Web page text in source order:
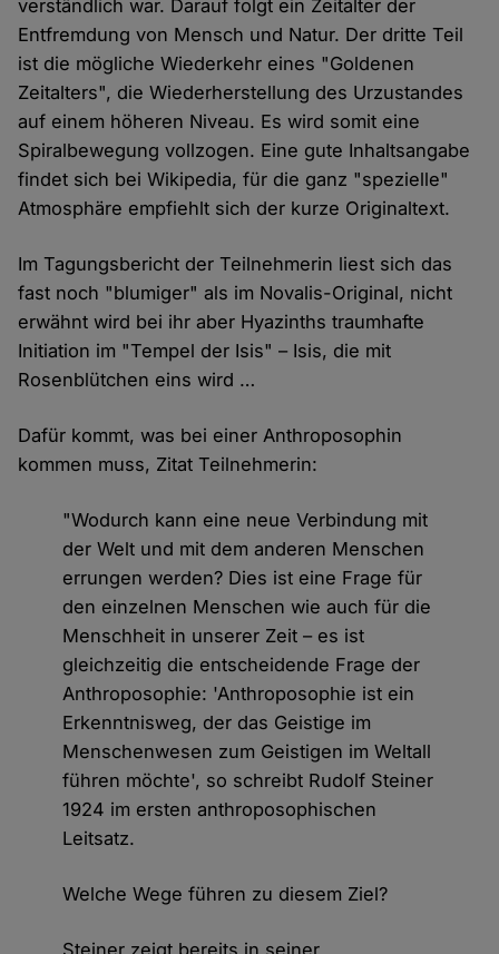
verständlich war. Darauf folgt ein Zeitalter der
Entfremdung von Mensch und Natur. Der dritte Teil
ist die mögliche Wiederkehr eines "Goldenen
Zeitalters", die Wiederherstellung des Urzustandes
auf einem höheren Niveau. Es wird somit eine
Spiralbewegung vollzogen. Eine gute Inhaltsangabe
findet sich bei Wikipedia, für die ganz "spezielle"
Atmosphäre empfiehlt sich der kurze Originaltext.
Im Tagungsbericht der Teilnehmerin liest sich das
fast noch "blumiger" als im Novalis-Original, nicht
erwähnt wird bei ihr aber Hyazinths traumhafte
Initiation im "Tempel der Isis" – Isis, die mit
Rosenblütchen eins wird …
Dafür kommt, was bei einer Anthroposophin
kommen muss, Zitat Teilnehmerin:
"Wodurch kann eine neue Verbindung mit
der Welt und mit dem anderen Menschen
errungen werden? Dies ist eine Frage für
den einzelnen Menschen wie auch für die
Menschheit in unserer Zeit – es ist
gleichzeitig die entscheidende Frage der
Anthroposophie: 'Anthroposophie ist ein
Erkenntnisweg, der das Geistige im
Menschenwesen zum Geistigen im Weltall
führen möchte', so schreibt Rudolf Steiner
1924 im ersten anthroposophischen
Leitsatz.
Welche Wege führen zu diesem Ziel?